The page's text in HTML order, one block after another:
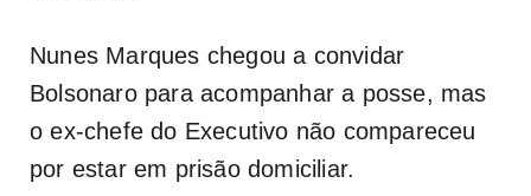
Nunes Marques chegou a convidar
Bolsonaro para acompanhar a posse, mas
o ex-chefe do Executivo não compareceu
por estar em prisão domiciliar.